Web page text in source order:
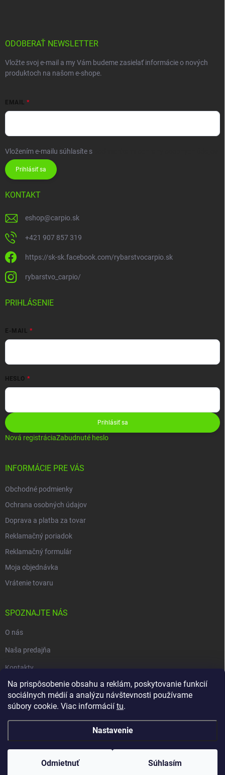
Na prispôsobenie obsahu a reklám, poskytovanie funkcií
sociálnych médií a analýzu návštevnosti používame
súbory cookie. Viac informácií tu.
Nastavenie
Odmietnuť Súhlasím
ODOBERAŤ NEWSLETTER
Vložte svoj e-mail a my Vám budeme zasielať informácie o nových
produktoch na našom e-shope.
EMAIL
Vložením e-mailu súhlasíte s
Prihlásiť sa
KONTAKT
eshop@carpio.sk
+421 907 857 319
https://sk-sk.facebook.com/rybarstvocarpio.sk
rybarstvo_carpio/
PRIHLÁSENIE
E-MAIL
HESLO
Prihlásiť sa
Nová registráciaZabudnuté heslo
INFORMÁCIE PRE VÁS
Obchodné podmienky
Ochrana osobných údajov
Doprava a platba za tovar
Reklamačný poriadok
Reklamačný formulár
Moja objednávka
Vrátenie tovaru
SPOZNAJTE NÁS
O nás
Naša predajňa
Kontakty